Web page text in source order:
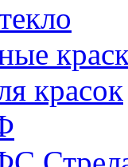
красок